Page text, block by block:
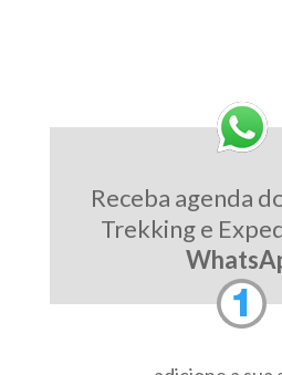
Receba agenda
Trekking e